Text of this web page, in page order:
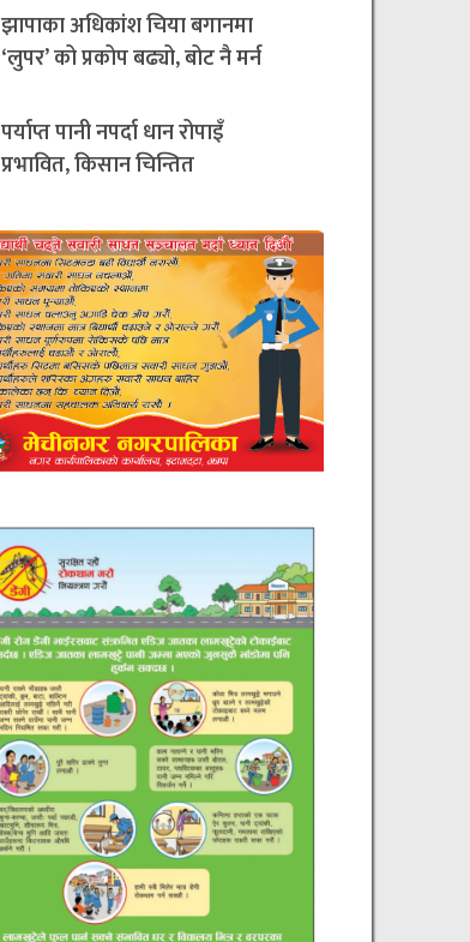
झापाका अधिकांश चिया बगानमा
‘लुपर’ को प्रकोप बढ्यो, बोट नै मर्न
चिन्तित
पर्याप्त पानी नपर्दा धान रोपाइँ
प्रभावित, किसान चिन्तित